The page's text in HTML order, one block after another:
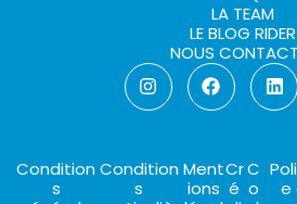
LA TEAM
LE BLOG RIDER
NOUS
Condition
s
Condition
s
Ment
ions
Cr
é
C
o
e